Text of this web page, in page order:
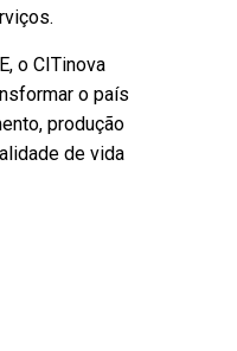
o CITinova
o país
produção
de vida